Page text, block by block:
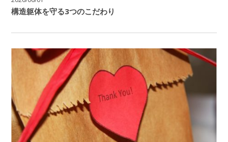
構造躯体を守る3つのこだわり